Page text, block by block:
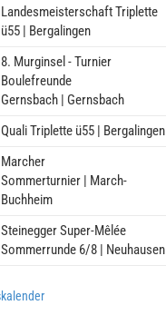
Landesmeisterschaft Triplette
ü55 | Bergalingen
8. Murginsel - Turnier
Boulefreunde
Gernsbach | Gernsbach
Quali Triplette ü55 | Bergalingen
Marcher
Sommerturnier | March-
Buchheim
Steinegger Super-Mêlée
Sommerrunde 6/8 | Neuhausen